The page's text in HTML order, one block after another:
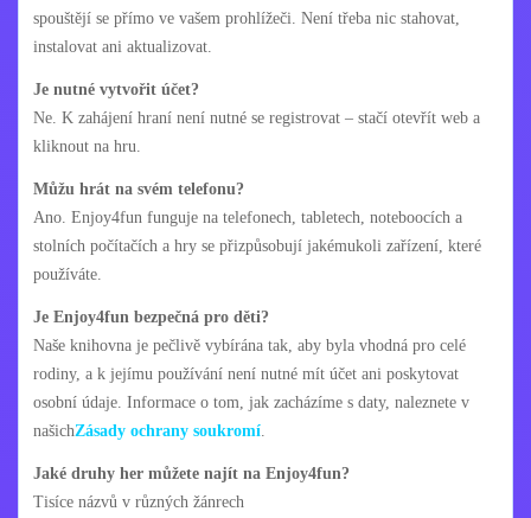
spouštějí se přímo ve vašem prohlížeči. Není třeba nic stahovat,
instalovat ani aktualizovat.
Je nutné vytvořit účet?
Ne. K zahájení hraní není nutné se registrovat – stačí otevřít web a
kliknout na hru.
Můžu hrát na svém telefonu?
Ano. Enjoy4fun funguje na telefonech, tabletech, noteboocích a
stolních počítačích a hry se přizpůsobují jakémukoli zařízení, které
používáte.
Je Enjoy4fun bezpečná pro děti?
Naše knihovna je pečlivě vybírána tak, aby byla vhodná pro celé
rodiny, a k jejímu používání není nutné mít účet ani poskytovat
osobní údaje. Informace o tom, jak zacházíme s daty, naleznete v
našichZásady ochrany soukromí
Jaké druhy her můžete najít na Enjoy4fun?
Tisíce názvů v různých žánrech